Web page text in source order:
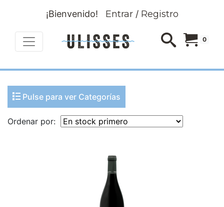
¡Bienvenido! Entrar/ Registro
0
Pulse para ver Categorías
Ordenar por: